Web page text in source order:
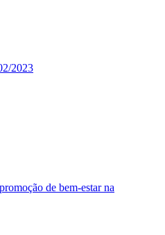
2023
de bem-estar na